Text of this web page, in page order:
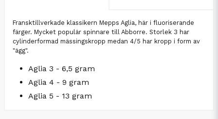
Fransktillverkade klassikern Mepps Aglia, här i fluoriserande
färger. Mycket populär spinnare till Abborre. Storlek 3 har
cylinderformad mässingskropp medan 4/5 har kropp i form av
"ägg".
Aglia 3 - 6,5 gram
Aglia 4 - 9 gram
Aglia 5 - 13 gram